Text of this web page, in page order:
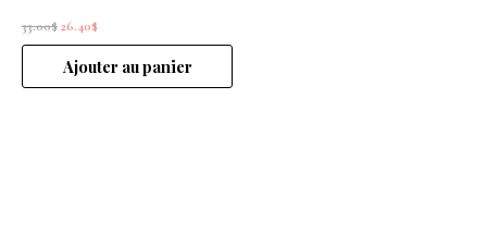
33.00$26.40$
Ajouter au panier